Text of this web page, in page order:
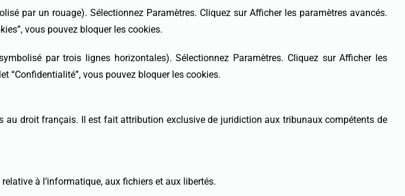
par un rouage). Sélectionnez Paramètres. Cliquez sur Afficher les paramètres avancés.
vous pouvez bloquer les cookies.
par trois lignes horizontales). Sélectionnez Paramètres. Cliquez sur Afficher les
“Confidentialité”, vous pouvez bloquer les cookies.
droit français. Il est fait attribution exclusive de juridiction aux tribunaux compétents de
à l’informatique, aux fichiers et aux libertés.